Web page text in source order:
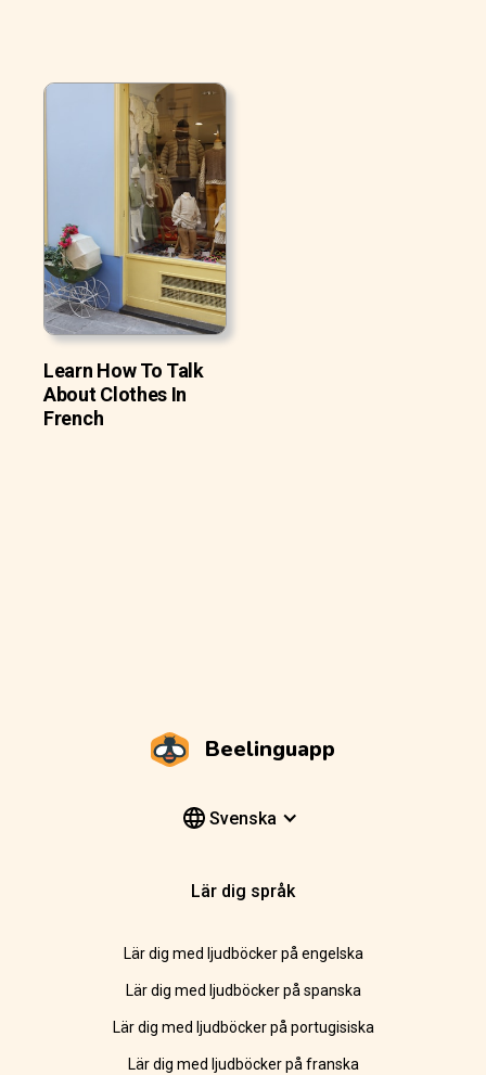
Learn How To Talk
About Clothes In
French
Beelinguapp
Svenska
Lär dig språk
Lär dig med ljudböcker på engelska
Lär dig med ljudböcker på spanska
Lär dig med ljudböcker på portugisiska
Lär dig med ljudböcker på franska